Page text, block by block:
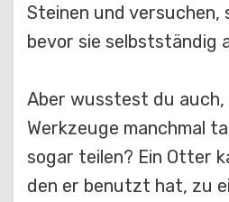
Steinen und versuchen,
bevor sie selbstständig
Aber wusstest du
Werkzeuge manchmal
sogar teilen? Ein Otter
den er benutzt hat, zu